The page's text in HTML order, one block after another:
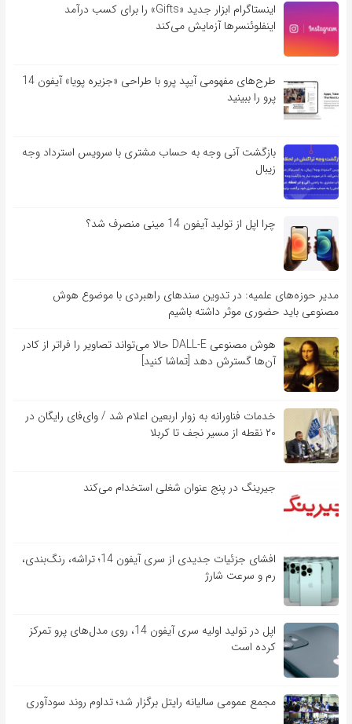
اینستاگرام ابزار جدید «Gifts» را برای کسب درآمد
اینفلوئنسرها آزمایش می‌کند
طرح‌های مفهومی آیپد پرو با طراحی «جزیره پویا» آیفون 14
پرو را ببینید
بازگشت آنی وجه به حساب مشتری با سرویس استرداد وجه
زیبال
چرا اپل از تولید آیفون 14 مینی منصرف شد؟
مدیر حوزه‌های علمیه: در تدوین سندهای راهبردی با موضوع هوش
مصنوعی باید حضوری موثر داشته باشیم
هوش مصنوعی DALL-E حالا می‌تواند تصاویر را فراتر از کادر
آن‌ها گسترش دهد [تماشا کنید]
خدمات فناورانه به زوار اربعین اعلام شد / وای‌فای رایگان در
۲۰ نقطه از مسیر نجف تا کربلا
جیرینگ در پنج عنوان شغلی استخدام می‌کند
افشای جزئیات جدیدی از سری آیفون 14؛ تراشه، رنگ‌بندی،
رم و سرعت شارژ
اپل در تولید اولیه سری آیفون 14، روی مدل‌های پرو تمرکز
کرده است
مجمع عمومی سالیانه رایتل برگزار شد؛ تداوم روند سودآوری